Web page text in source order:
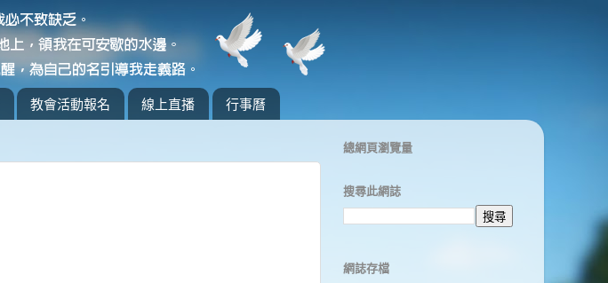
教會活動報名 線上直播 行事曆
總網頁瀏覽量
搜尋此網誌
網誌存檔